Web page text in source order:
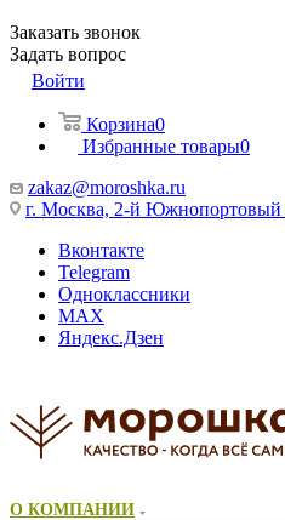
Заказать звонок
Задать вопрос
Войти
Корзина0
Избранные товары0
zakaz@moroshka.ru
г. Москва, 2-й Южнопортовый
Вконтакте
Telegram
Одноклассники
MAX
Яндекс.Дзен
О КОМПАНИИ